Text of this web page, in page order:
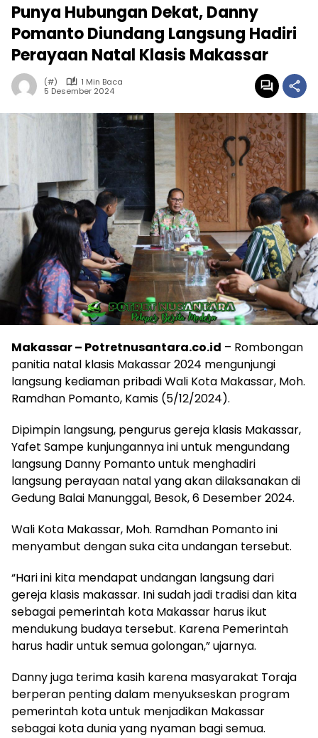
Punya Hubungan Dekat, Danny
Pomanto Diundang Langsung Hadiri
Perayaan Natal Klasis Makassar
(#)
1 Min Baca
5 Desember 2024
Makassar – Potretnusantara.co.id – Rombongan
panitia natal klasis Makassar 2024 mengunjungi
langsung kediaman pribadi Wali Kota Makassar, Moh.
Ramdhan Pomanto, Kamis (5/12/2024).
Dipimpin langsung, pengurus gereja klasis Makassar,
Yafet Sampe kunjungannya ini untuk mengundang
langsung Danny Pomanto untuk menghadiri
langsung perayaan natal yang akan dilaksanakan di
Gedung Balai Manunggal, Besok, 6 Desember 2024.
Wali Kota Makassar, Moh. Ramdhan Pomanto ini
menyambut dengan suka cita undangan tersebut.
“Hari ini kita mendapat undangan langsung dari
gereja klasis makassar. Ini sudah jadi tradisi dan kita
sebagai pemerintah kota Makassar harus ikut
mendukung budaya tersebut. Karena Pemerintah
harus hadir untuk semua golongan,” ujarnya.
Danny juga terima kasih karena masyarakat Toraja
berperan penting dalam menyukseskan program
pemerintah kota untuk menjadikan Makassar
sebagai kota dunia yang nyaman bagi semua.